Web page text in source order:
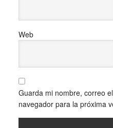
Web
Guarda mi nombre, correo
navegador para la próxima